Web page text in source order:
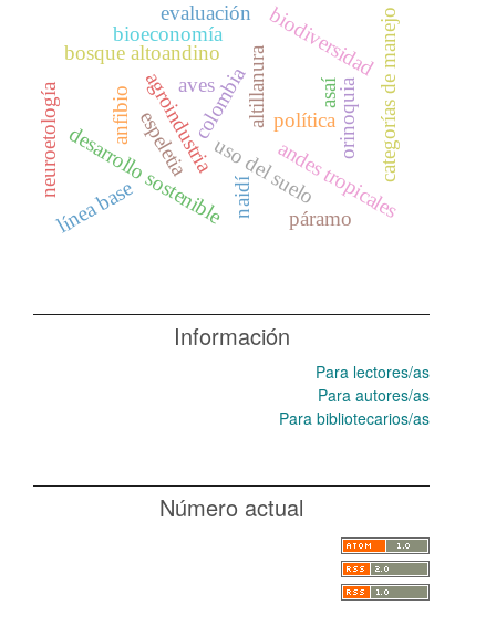
política
altillanura
colombia
agroindustria
desarrollo sostenible
orinoquia
biodiversidadcategorías de manejo
andes tropicales
bosque altoandino
uso del suelo
páramo
espeletia
asaí
bioeconomía
naidí
línea base
evaluación
anfibio aves
neuroetología
Información
Para lectores/as
Para autores/as
Para bibliotecarios/as
Número actual